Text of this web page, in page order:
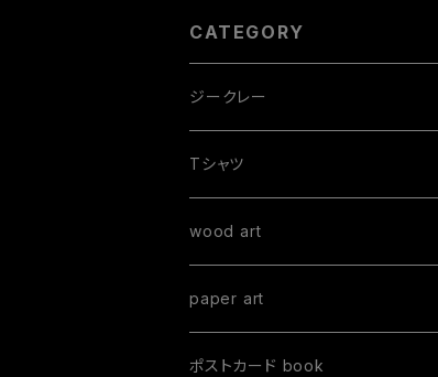
CATEGORY
ジークレー
Tシャツ
手書きTシャツ
オーダーTシャツ
Mサイズ
プリントTシャツ
wood art
paper art
ポストカード book